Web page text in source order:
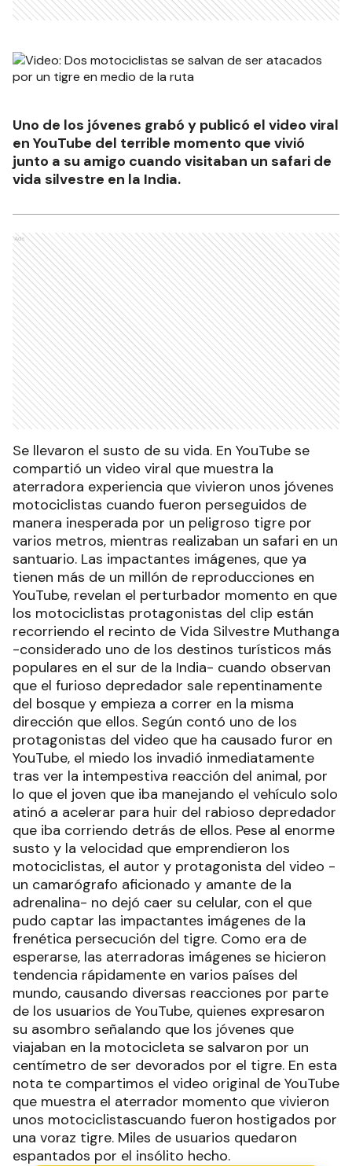
Uno de los jóvenes grabó y publicó el video viral
en YouTube del terrible momento que vivió
junto a su amigo cuando visitaban un safari de
vida silvestre en la India.
Ads
Se llevaron el susto de su vida. En YouTube se
compartió un video viral que muestra la
aterradora experiencia que vivieron unos jóvenes
motociclistas cuando fueron perseguidos de
manera inesperada por un peligroso tigre por
varios metros, mientras realizaban un safari en un
santuario. Las impactantes imágenes, que ya
tienen más de un millón de reproducciones en
YouTube, revelan el perturbador momento en que
los motociclistas protagonistas del clip están
recorriendo el recinto de Vida Silvestre Muthanga
-considerado uno de los destinos turísticos más
populares en el sur de la India- cuando observan
que el furioso depredador sale repentinamente
del bosque y empieza a correr en la misma
dirección que ellos. Según contó uno de los
protagonistas del video que ha causado furor en
YouTube, el miedo los invadió inmediatamente
tras ver la intempestiva reacción del animal, por
lo que el joven que iba manejando el vehículo solo
atinó a acelerar para huir del rabioso depredador
que iba corriendo detrás de ellos. Pese al enorme
susto y la velocidad que emprendieron los
motociclistas, el autor y protagonista del video -
un camarógrafo aficionado y amante de la
adrenalina- no dejó caer su celular, con el que
pudo captar las impactantes imágenes de la
frenética persecución del tigre. Como era de
esperarse, las aterradoras imágenes se hicieron
tendencia rápidamente en varios países del
mundo, causando diversas reacciones por parte
de los usuarios de YouTube, quienes expresaron
su asombro señalando que los jóvenes que
viajaban en la motocicleta se salvaron por un
centímetro de ser devorados por el tigre. En esta
nota te compartimos el video original de YouTube
que muestra el aterrador momento que vivieron
unos motociclistascuando fueron hostigados por
una voraz tigre. Miles de usuarios quedaron
espantados por el insólito hecho.